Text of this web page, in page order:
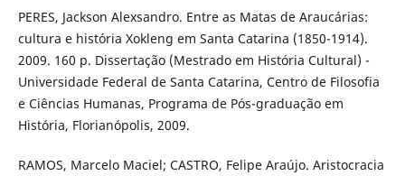
PERES, Jackson Alexsandro. Entre as Matas de Araucárias:
cultura e história Xokleng em Santa Catarina (1850-1914).
2009. 160 p. Dissertação (Mestrado em História Cultural) -
Universidade Federal de Santa Catarina, Centro de Filosofia
e Ciências Humanas, Programa de Pós-graduação em
História, Florianópolis, 2009.
RAMOS, Marcelo Maciel; CASTRO, Felipe Araújo. Aristocracia